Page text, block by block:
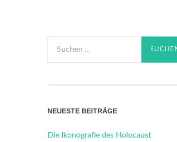
nach:
NEUESTE BEITRÄGE
Die Ikonografie des Holocaust